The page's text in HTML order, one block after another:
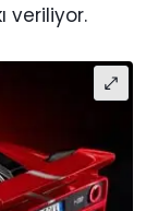
veriliyor.